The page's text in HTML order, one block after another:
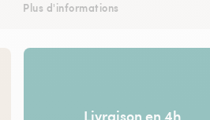
Plus d'informations
Livraison en 4h